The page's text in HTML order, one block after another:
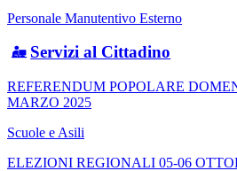
Personale Manutentivo Esterno
Servizi al Cittadino
REFERENDUM POPOLARE
MARZO 2025
Scuole e Asili
ELEZIONI REGIONALI 05-06